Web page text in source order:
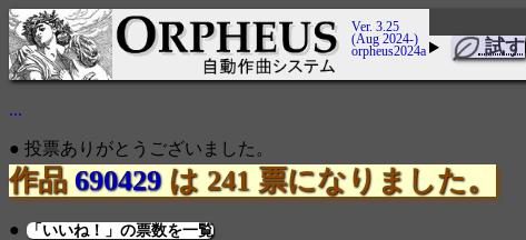
Ver. 3.25
(Aug 2024-)
orpheus2024a 試す
...
● 投票ありがとうございました。
作品 690429は 241 票になりました。
● 「いいね！」の票数を一覧